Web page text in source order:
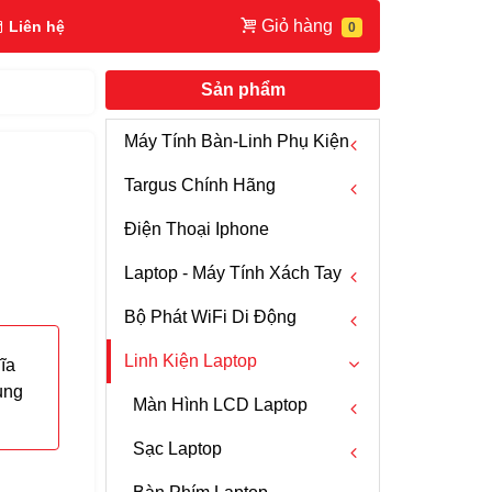
Liên hệ Giỏ hàng
Sản phẩm
Máy Tính Bàn-Linh Phụ Kiện
Chuột Máy Tính
Fan PC
Cáp HDMI
Hub USB - USB C
Box HDD
Bộ Chuyển Đổi Tín Hiệu
Máy Tính Để Bàn PC
Targus Chính Hãng
Chuột Mouse Targus
Bàn Phím Targus
Bút Trình Chiếu Targus
Webcam Targus
Ba Lô -Túi Xách - Vali Targus
Túi Chống Sốc Targus
Điện Thoại Iphone
Laptop - Máy Tính Xách Tay
Laptop Dell
Laptop HP
Laptop Lenovo Thinkpad
Laptop Razer
Bộ Phát WiFi Di Động
WIFI 5G
WIFI 4G
Anten 3G 4G
Linh Kiện Laptop
Màn Hình LCD Laptop
Dell
Sạc Laptop